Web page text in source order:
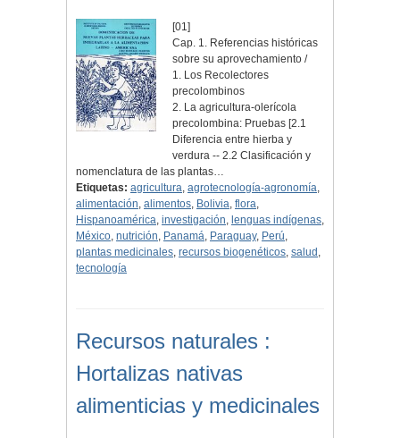
[01]
Cap. 1. Referencias históricas
sobre su aprovechamiento /
1. Los Recolectores
precolombinos
2. La agricultura-olerícola
precolombina: Pruebas [2.1
Diferencia entre hierba y
verdura -- 2.2 Clasificación y
nomenclatura de las plantas…
Etiquetas: agricultura, agrotecnología-agronomía,
alimentación, alimentos, Bolivia, flora,
Hispanoamérica, investigación, lenguas indígenas,
México, nutrición, Panamá, Paraguay, Perú,
plantas medicinales, recursos biogenéticos, salud ,
tecnología
Recursos naturales :
Hortalizas nativas
alimenticias y medicinales